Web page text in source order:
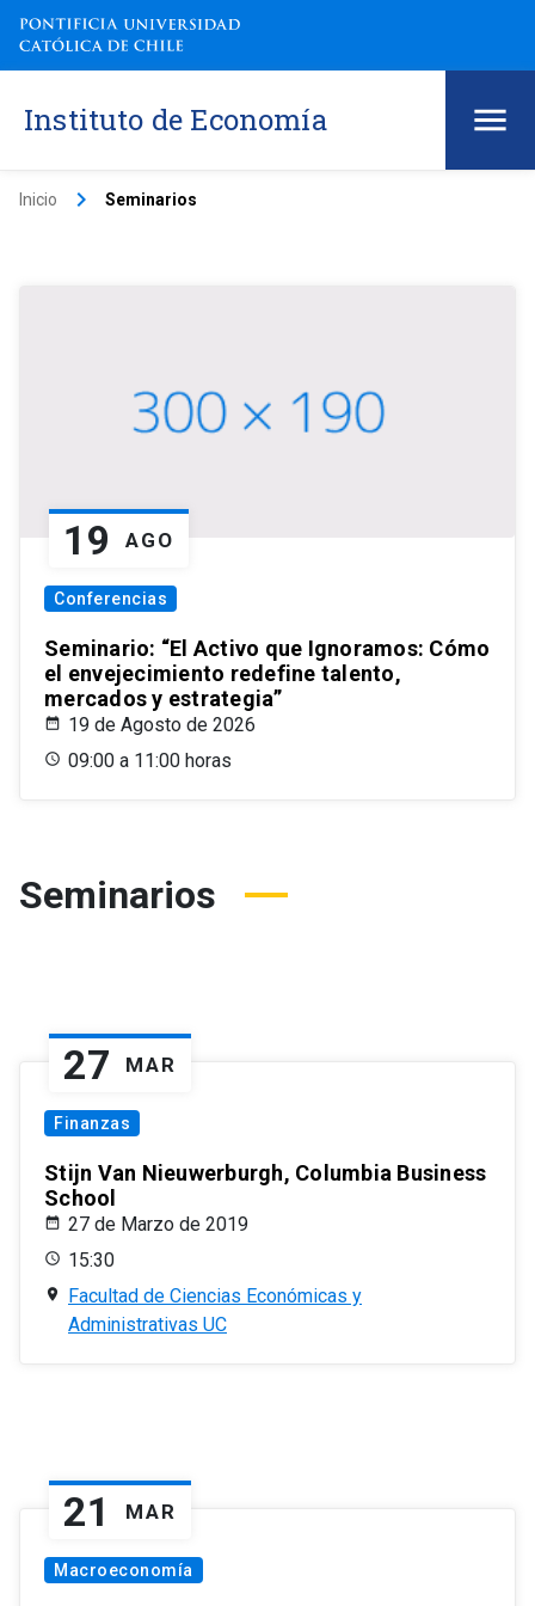
Instituto de Economía
Inicio keyboard_arrow_right Seminarios
19 AGO
Conferencias
Seminario: “El Activo que Ignoramos: Cómo
el envejecimiento redefine talento,
mercados y estrategia”
19 de Agosto de 2026
09:00 a 11:00 horas
Seminarios
27 MAR
Finanzas
Stijn Van Nieuwerburgh, Columbia Business
School
27 de Marzo de 2019
15:30
Facultad de Ciencias Económicas y
Administrativas UC
21 MAR
Macroeconomía